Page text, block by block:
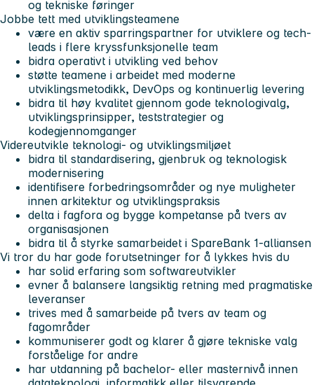
og tekniske føringer
Jobbe tett med utviklingsteamene
være en aktiv sparringspartner for utviklere og tech-
leads i flere kryssfunksjonelle team
bidra operativt i utvikling ved behov
støtte teamene i arbeidet med moderne
utviklingsmetodikk, DevOps og kontinuerlig levering
bidra til høy kvalitet gjennom gode teknologivalg,
utviklingsprinsipper, teststrategier og
kodegjennomganger
Videreutvikle teknologi- og utviklingsmiljøet
bidra til standardisering, gjenbruk og teknologisk
modernisering
identifisere forbedringsområder og nye muligheter
innen arkitektur og utviklingspraksis
delta i fagfora og bygge kompetanse på tvers av
organisasjonen
bidra til å styrke samarbeidet i SpareBank 1-alliansen
Vi tror du har gode forutsetninger for å lykkes hvis du
har solid erfaring som softwareutvikler
evner å balansere langsiktig retning med pragmatiske
leveranser
trives med å samarbeide på tvers av team og
fagområder
kommuniserer godt og klarer å gjøre tekniske valg
forståelige for andre
har utdanning på bachelor- eller masternivå innen